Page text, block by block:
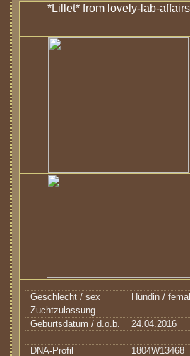
*Lillet* from lovely-lab-affairs
Geschlecht / sex
Hündin /
Zuchtzulassung
Geburtsdatum / d.o.b.
24.04.2016
DNA-Profil
1804W13468